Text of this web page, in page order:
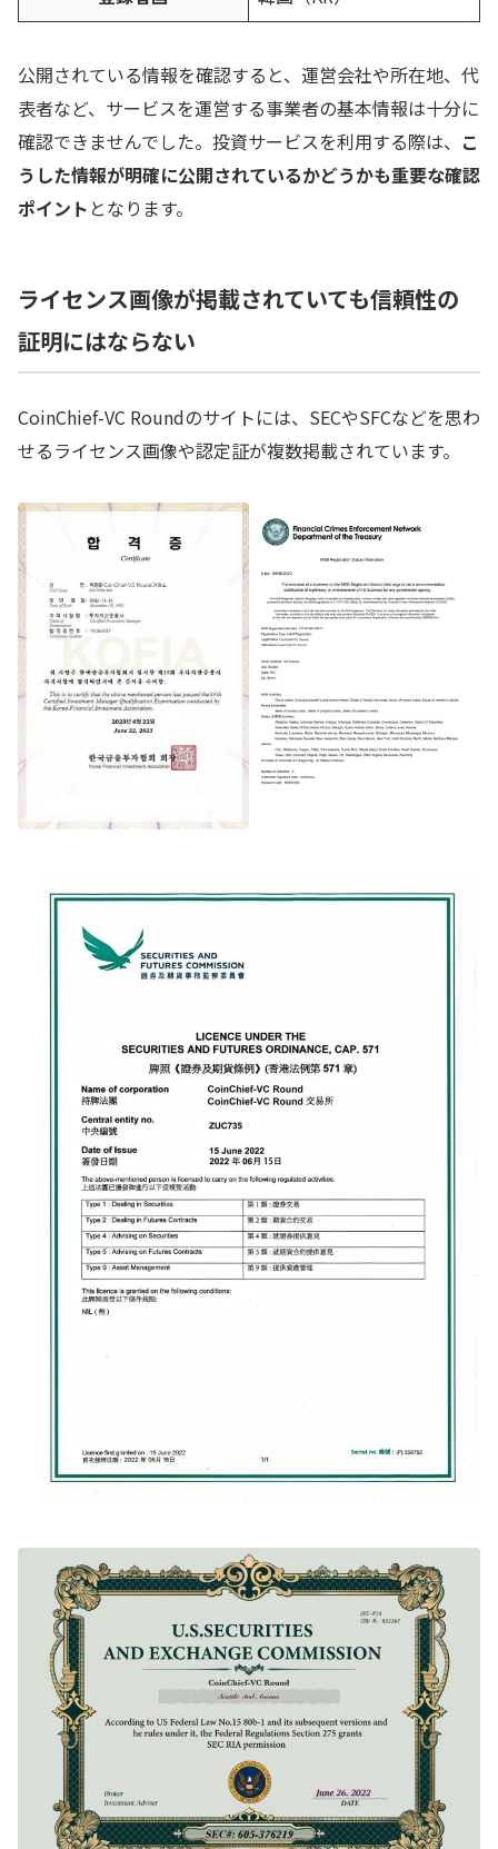
公開されている情報を確認すると、運営会社や所在地、代
表者など、サービスを運営する事業者の基本情報は十分に
確認できませんでした。投資サービスを利用する際は、 こ
うした情報が明確に公開されているかどうかも重要な確認
ポイント となります。
ライセンス画像が掲載されていても信頼性の
証明にはならない
CoinChief-VC Roundのサイトには、SECやSFCなどを思わ
せるライセンス画像や認定証が複数掲載されています。